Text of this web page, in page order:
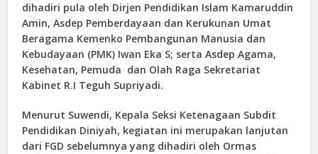
dihadiri pula oleh Dirjen Pendidikan Islam Kamaruddin
Amin, Asdep Pemberdayaan dan Kerukunan Umat
Beragama Kemenko Pembangunan Manusia dan
Kebudayaan (PMK) Iwan Eka S; serta Asdep Agama,
Kesehatan, Pemuda dan Olah Raga Sekretariat
Kabinet R.I Teguh Supriyadi.
Menurut Suwendi, Kepala Seksi Ketenagaan Subdit
Pendidikan Diniyah, kegiatan ini merupakan lanjutan
dari FGD sebelumnya yang dihadiri oleh Ormas